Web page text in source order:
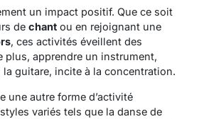
un impact positif. Que ce soit
de chant ou en rejoignant une
, ces activités éveillent des
plus, apprendre un instrument,
guitare, incite à la concentration.
une autre forme d’activité
variés tels que la danse de